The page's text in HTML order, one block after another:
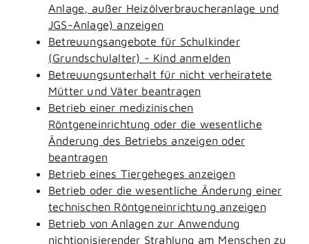
Anlage, außer Heizölverbraucheranlage und
JGS-Anlage) anzeigen
Betreuungsangebote für Schulkinder
(Grundschulalter) - Kind anmelden
Betreuungsunterhalt für nicht verheiratete
Mütter und Väter beantragen
Betrieb einer medizinischen
Röntgeneinrichtung oder die wesentliche
Änderung des Betriebs anzeigen oder
beantragen
Betrieb eines Tiergeheges anzeigen
Betrieb oder die wesentliche Änderung einer
technischen Röntgeneinrichtung anzeigen
Betrieb von Anlagen zur Anwendung
nichtionisierender Strahlung am Menschen zu